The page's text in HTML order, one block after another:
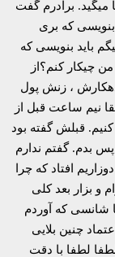
برادرم گفت
بنویسی که بری
باید بنویسی که
چیکار کنم؟از
، زنش پول
نیم ساعت قبل از
کنیم. قبلش گفته بود
پس بدم. گفتم ندارم
دوزاریم افتاد که چرا
و بزار بعد کلی
شانسی که آوردم
اعتماد چنین بلایی
لطفا با دقت